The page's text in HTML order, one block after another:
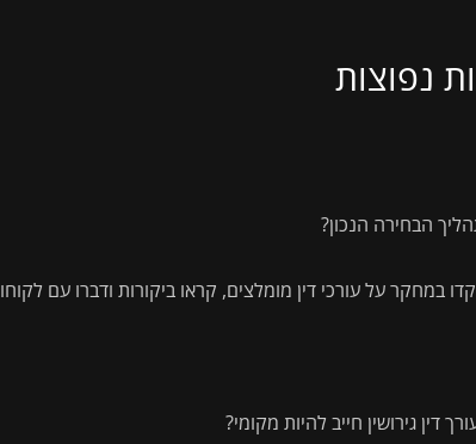
נפוצות
הבחירה הנכון?
במחקר על עורכי דין מומלצים, קראו ביקורות ודברו עם
דין גירושין חייב להיות מקומי?